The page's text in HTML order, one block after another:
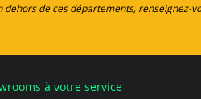
dehors de ces départements, renseignez-
à votre service